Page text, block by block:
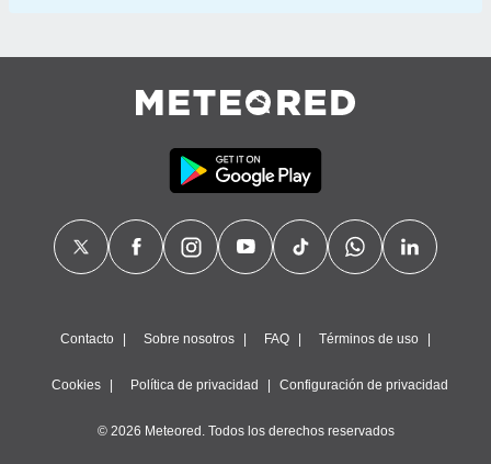
Contacto Sobre nosotros FAQ Términos de uso
Cookies Política de privacidad Configuración de privacidad
© 2026 Meteored. Todos los derechos reservados